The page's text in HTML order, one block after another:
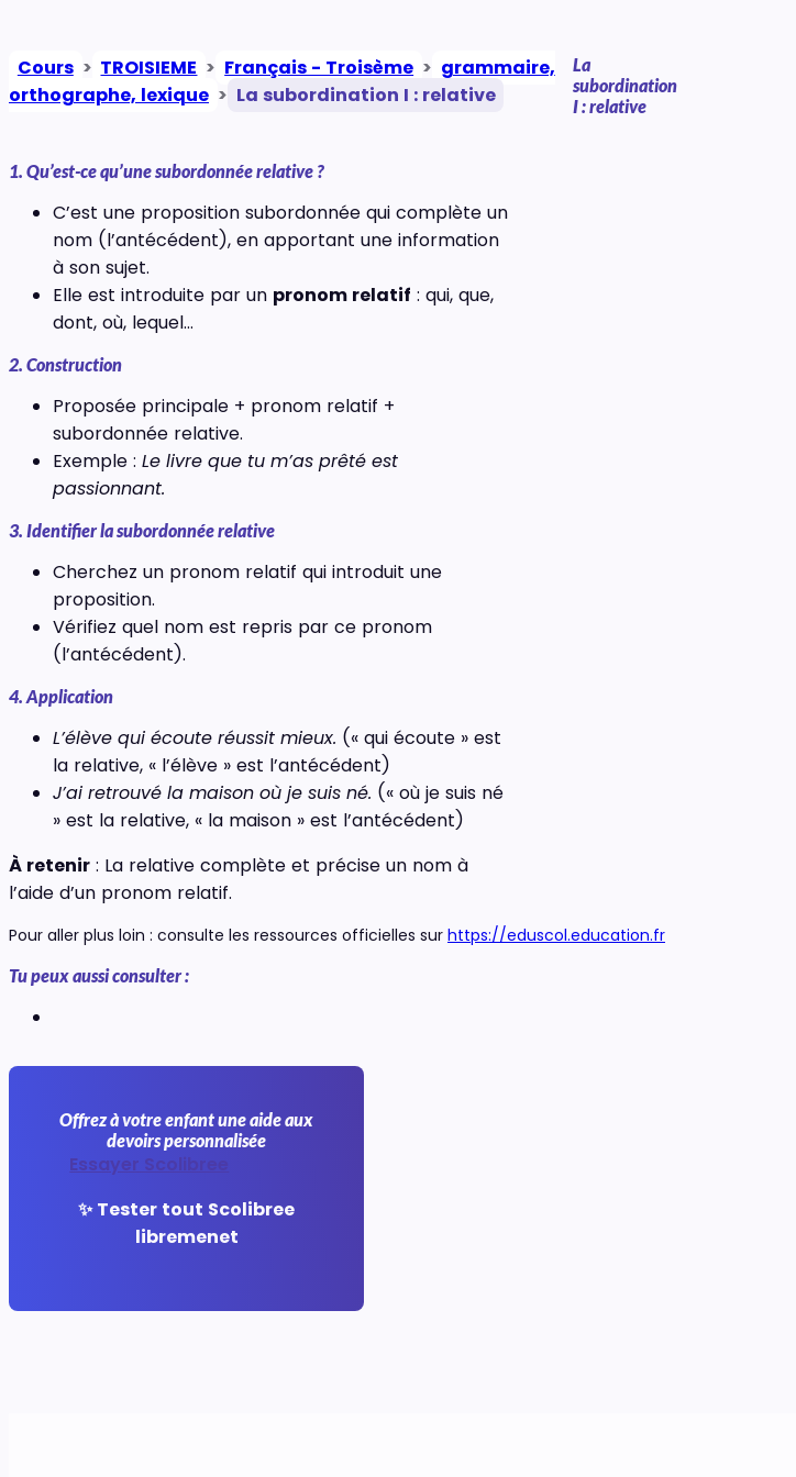
Cours > TROISIEME > Français - Troisème > grammaire,
orthographe, lexique > La subordination I : relative
La
subordination
I : relative
1. Qu’est-ce qu’une subordonnée relative ?
C’est une proposition subordonnée qui complète un
nom (l’antécédent), en apportant une information
à son sujet.
Elle est introduite par un pronom relatif : qui, que,
dont, où, lequel…
2. Construction
Proposée principale + pronom relatif +
subordonnée relative.
Exemple : Le livre que tu m’as prêté est
passionnant.
3. Identifier la subordonnée relative
Cherchez un pronom relatif qui introduit une
proposition.
Vérifiez quel nom est repris par ce pronom
(l’antécédent).
4. Application
L’élève qui écoute réussit mieux. (« qui écoute » est
la relative, « l’élève » est l’antécédent)
J’ai retrouvé la maison où je suis né. (« où je suis né
» est la relative, « la maison » est l’antécédent)
À retenir : La relative complète et précise un nom à
l’aide d’un pronom relatif.
Pour aller plus loin : consulte les ressources officielles sur https://eduscol.education.fr
Tu peux aussi consulter :
Offrez à votre enfant une aide aux
devoirs personnalisée
Essayer Scolibree
✨ Tester tout Scolibree
libremenet